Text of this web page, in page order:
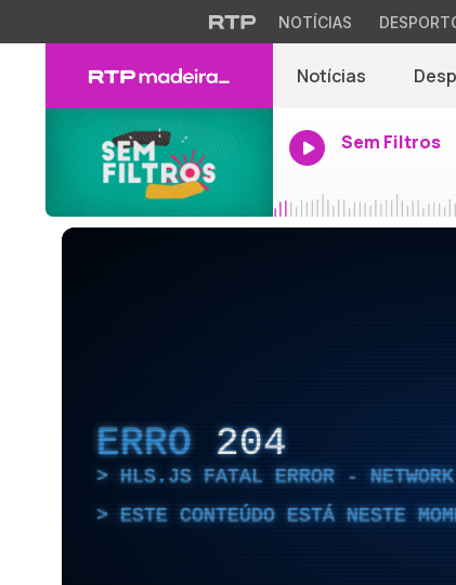
NOTÍCIAS
Notícias
Sem Filtros
ERRO 204
HLS.JS FATAL ERROR - NETWORK
ESTE CONTEÚDO ESTÁ NESTE